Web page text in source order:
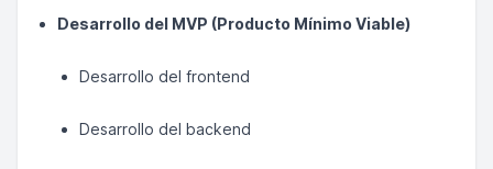
Desarrollo del MVP (Producto Mínimo Viable)
Desarrollo del frontend
Desarrollo del backend